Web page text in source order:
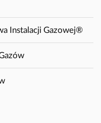
Instalacji Gazowej®